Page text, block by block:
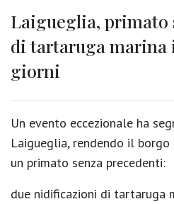
Laigueglia,
di tartaruga marina
giorni
Un evento eccezionale ha
Laigueglia, rendendo il
un primato senza precedenti:
due nidificazioni di tartaruga